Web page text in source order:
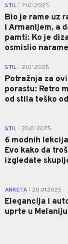
STIL 21.01.2025.
Bio je rame uz
i Armanijem, a
pamti: Ko je
osmislio
STIL 21.01.2025.
Potražnja za
porastu: Retro
od stila teško
STIL 20.01.2025.
6 modnih
Evo kako da
izgledate
ANKETA 20.01.2025.
Elegancija i
uprte u